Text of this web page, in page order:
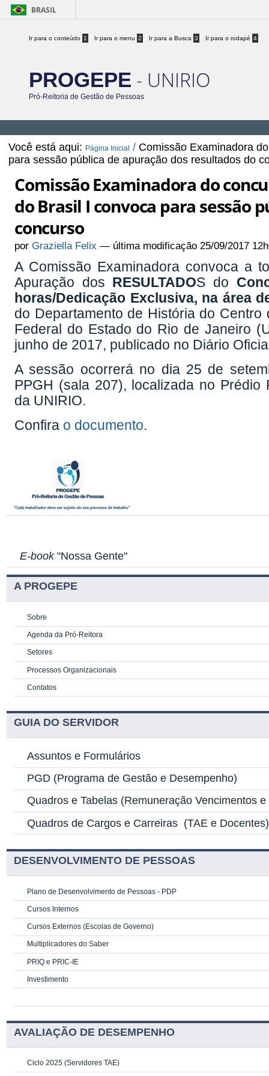
BRASIL
Ir para o conteúdo 1 Ir para o menu 2 Ir para a Busca 3 Ir para o rodapé 4
PROGEPE - UNIRIO
Pró-Reitoria de Gestão de Pessoas
Você está aqui: Página Inicial / Comissão Examinadora
para sessão pública de apuração dos resultados do
Comissão Examinadora do
do Brasil I convoca para sessão
concurso
porGraziella Felix — última modificação 25/09/2017
A Comissão Examinadora convoca a
Apuração dos RESULTADOS do
horas/Dedicação Exclusiva, na área
do Departamento de História do
Federal do Estado do Rio de Janeiro
junho de 2017, publicado no Diário
A sessão ocorrerá no dia 25 de
PPGH (sala 207), localizada no
da UNIRIO.
Confira o documento.
E-book"Nossa Gente"
A PROGEPE
Sobre
Agenda da Pró-Reitora
Setores
Processos Organizacionais
Contatos
GUIA DO SERVIDOR
Assuntos e Formulários
PGD (Programa de Gestão e Desempenho)
Quadros e Tabelas (Remuneração Vencimentos
Quadros de Cargos e Carreiras (TAE e Docentes)
DESENVOLVIMENTO DE PESSOAS
Plano de Desenvolvimento de Pessoas - PDP
Cursos Internos
Cursos Externos (Escolas de Governo)
Multiplicadores do Saber
PRIQ e PRIC-IE
Investimento
AVALIAÇÃO DE DESEMPENHO
Ciclo 2025 (Servidores TAE)